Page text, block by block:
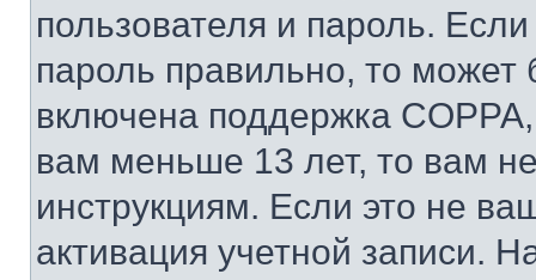
пользователя и пароль.
пароль правильно, то может
включена поддержка
вам меньше 13 лет, то вам
инструкциям. Если это не
активация учетной записи.